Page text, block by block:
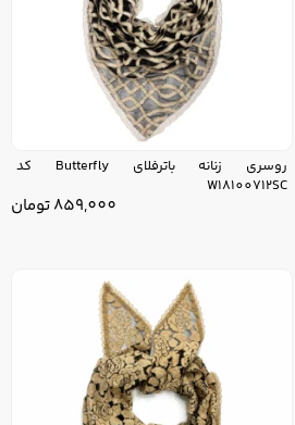
روسری زنانه باترفلای Butterfly کد
W18100712SC
859,000تومان